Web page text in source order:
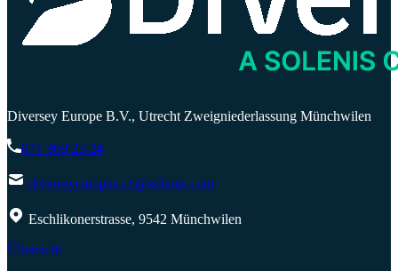
Diversey Europe B.V., Utrecht Zweigniederlassung Münchwilen
071 969 23 24
diverseycampus.ch@solenis.com
Eschlikonerstrasse, 9542 Münchwilen
Übersicht